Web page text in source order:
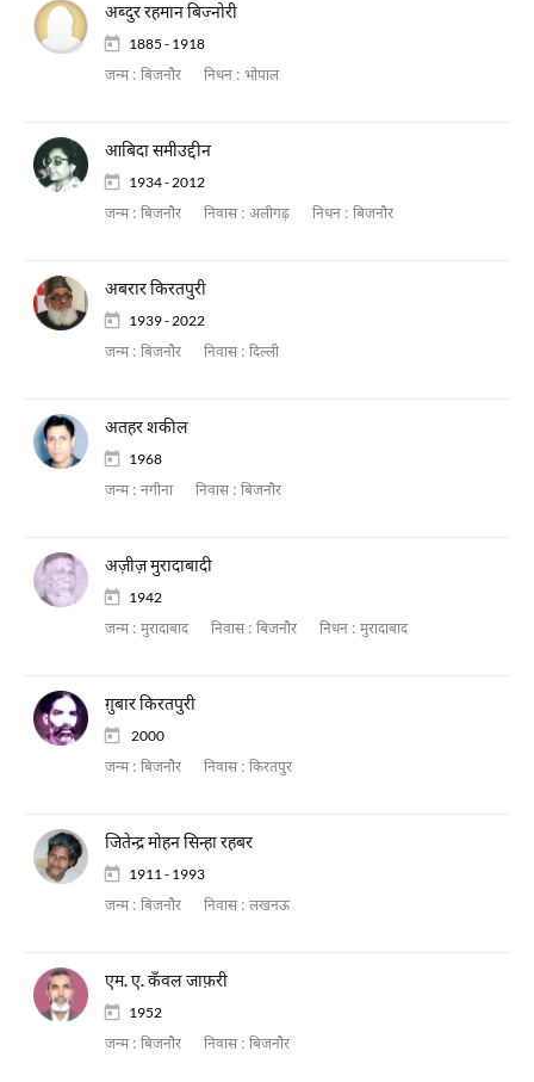
अब्दुर रहमान बिज्नोरी
1885 - 1918
जन्म : बिजनौर निधन : भोपाल
आबिदा समीउद्दीन
1934 - 2012
जन्म : बिजनौर निवास : अलीगढ़ निधन : बिजनौर
अबरार किरतपुरी
1939 - 2022
जन्म : बिजनौर निवास : दिल्ली
अतहर शकील
1968
जन्म : नगीना निवास : बिजनौर
अज़ीज़ मुरादाबादी
1942
जन्म : मुरादाबाद निवास : बिजनौर निधन : मुरादाबाद
ग़ुबार किरतपुरी
2000
जन्म : बिजनौर निवास : किरतपुर
जितेन्द्र मोहन सिन्हा रहबर
1911 - 1993
जन्म : बिजनौर निवास : लखनऊ
एम. ए. कँवल जाफ़री
1952
जन्म : बिजनौर निवास : बिजनौर